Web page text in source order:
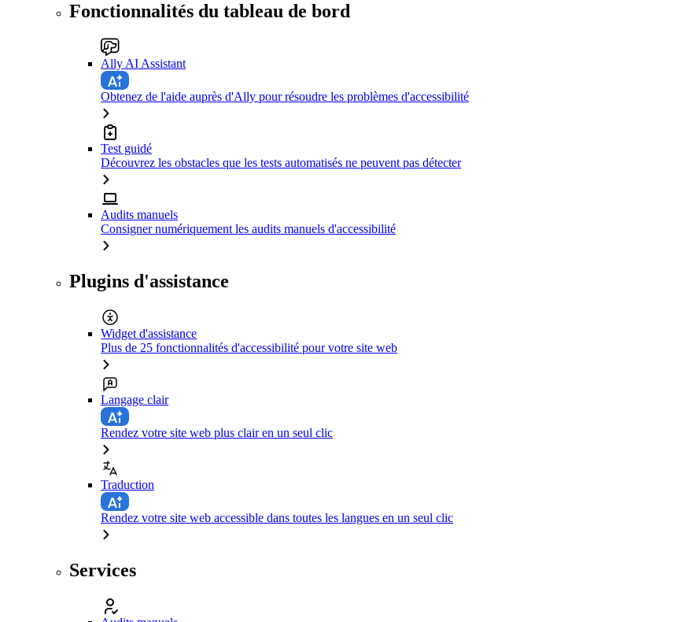
Fonctionnalités du tableau de bord
Ally AI Assistant
Obtenez de l'aide auprès d'Ally pour résoudre les problèmes d'accessibilité
Test guidé
Découvrez les obstacles que les tests automatisés ne peuvent pas détecter
Audits manuels
Consigner numériquement les audits manuels d'accessibilité
Plugins d'assistance
Widget d'assistance
Plus de 25 fonctionnalités d'accessibilité pour votre site web
Langage clair
Rendez votre site web plus clair en un seul clic
Traduction
Rendez votre site web accessible dans toutes les langues en un seul clic
Services